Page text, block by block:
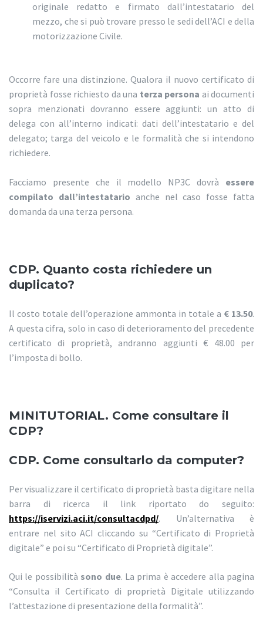
originale redatto e firmato dall’intestatario del
mezzo, che si può trovare presso le sedi dell’ACI e della
motorizzazione Civile.
Occorre fare una distinzione. Qualora il nuovo certificato di
proprietà fosse richiesto da una terza persona ai documenti
sopra menzionati dovranno essere aggiunti: un atto di
delega con all’interno indicati: dati dell’intestatario e del
delegato; targa del veicolo e le formalità che si intendono
richiedere.
Facciamo presente che il modello NP3C dovrà essere
compilato dall’intestatario anche nel caso fosse fatta
domanda da una terza persona.
CDP. Quanto costa richiedere un
duplicato?
Il costo totale dell’operazione ammonta in totale a € 13.50.
A questa cifra, solo in caso di deterioramento del precedente
certificato di proprietà, andranno aggiunti € 48.00 per
l’imposta di bollo.
MINITUTORIAL. Come consultare il
CDP?
CDP. Come consultarlo da computer?
Per visualizzare il certificato di proprietà basta digitare nella
barra di ricerca il link riportato do seguito:
https://iservizi.aci.it/consultacdpd/. Un’alternativa è
entrare nel sito ACI cliccando su “Certificato di Proprietà
digitale” e poi su “Certificato di Proprietà digitale”.
Qui le possibilità sono due. La prima è accedere alla pagina
“Consulta il Certificato di proprietà Digitale utilizzando
l’attestazione di presentazione della formalità”.